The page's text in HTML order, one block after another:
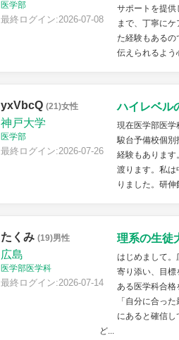
医学部
最終ログイン:2026-07-08
サポートを提供
まで、丁寧に
た経験もあるの
伝えられるよう
yxVbcQ (21)女性
神戸大学
医学部
最終ログイン:2026-07-26
ハイレベル
現在医学部医学
駿台予備校個別
経験もあります
渡ります。私は
りました。研
たくみ (19)男性
広島
医学部医学科
最終ログイン:2026-07-14
理系の生徒
はじめまして。
寄り添い、目標
ある医学科合格
「自分に合っ
にあると確信
ど...